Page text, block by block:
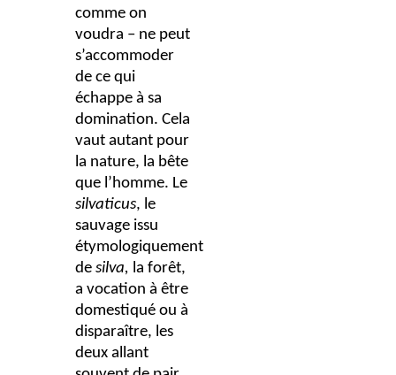
comme on
voudra – ne peut
s’accommoder
de ce qui
échappe à sa
domination. Cela
vaut autant pour
la nature, la bête
que l’homme. Le
silvaticus, le
sauvage issu
étymologiquement
de silva, la forêt,
a vocation à être
domestiqué ou à
disparaître, les
deux allant